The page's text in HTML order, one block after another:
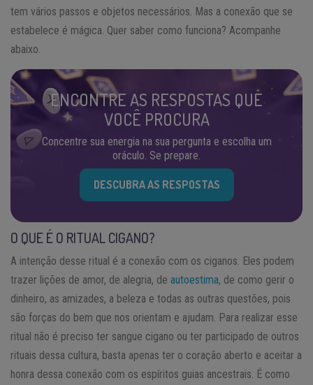
tem vários passos e objetos necessários. Mas a conexão que se
estabelece é mágica. Quer saber como funciona? Acompanhe
abaixo.
ENCONTRE AS RESPOSTAS QUE
VOCÊ PROCURA
Concentre sua energia na sua pergunta e escolha um
oráculo. Se prepare.
DESCUBRA AS RESPOSTAS
O QUE É O RITUAL CIGANO?
A intenção desse ritual é a conexão com os ciganos. Eles podem
trazer lições de amor, de alegria, de autoestima, de como gerir o
dinheiro, as amizades, a beleza e todas as outras questões, pois
são forças do bem que nos orientam e ajudam. Para realizar esse
ritual não é preciso ter sangue cigano ou ter participado de outros
rituais dessa cultura, basta apenas ter o coração aberto e aceitar a
honra dessa conexão com os espíritos guias ancestrais. É como